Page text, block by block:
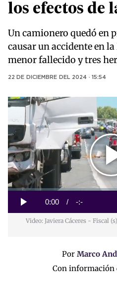
los efectos de
Un camionero quedó en
causar un accidente en
menor fallecido y tres
22 DE DICIEMBRE DEL 2024 · 15:54
Play Current
Time
0:00 / Duration
-:-
Loaded:
Video: Javiera Cáceres - Fiscal
Por Marco
Con información